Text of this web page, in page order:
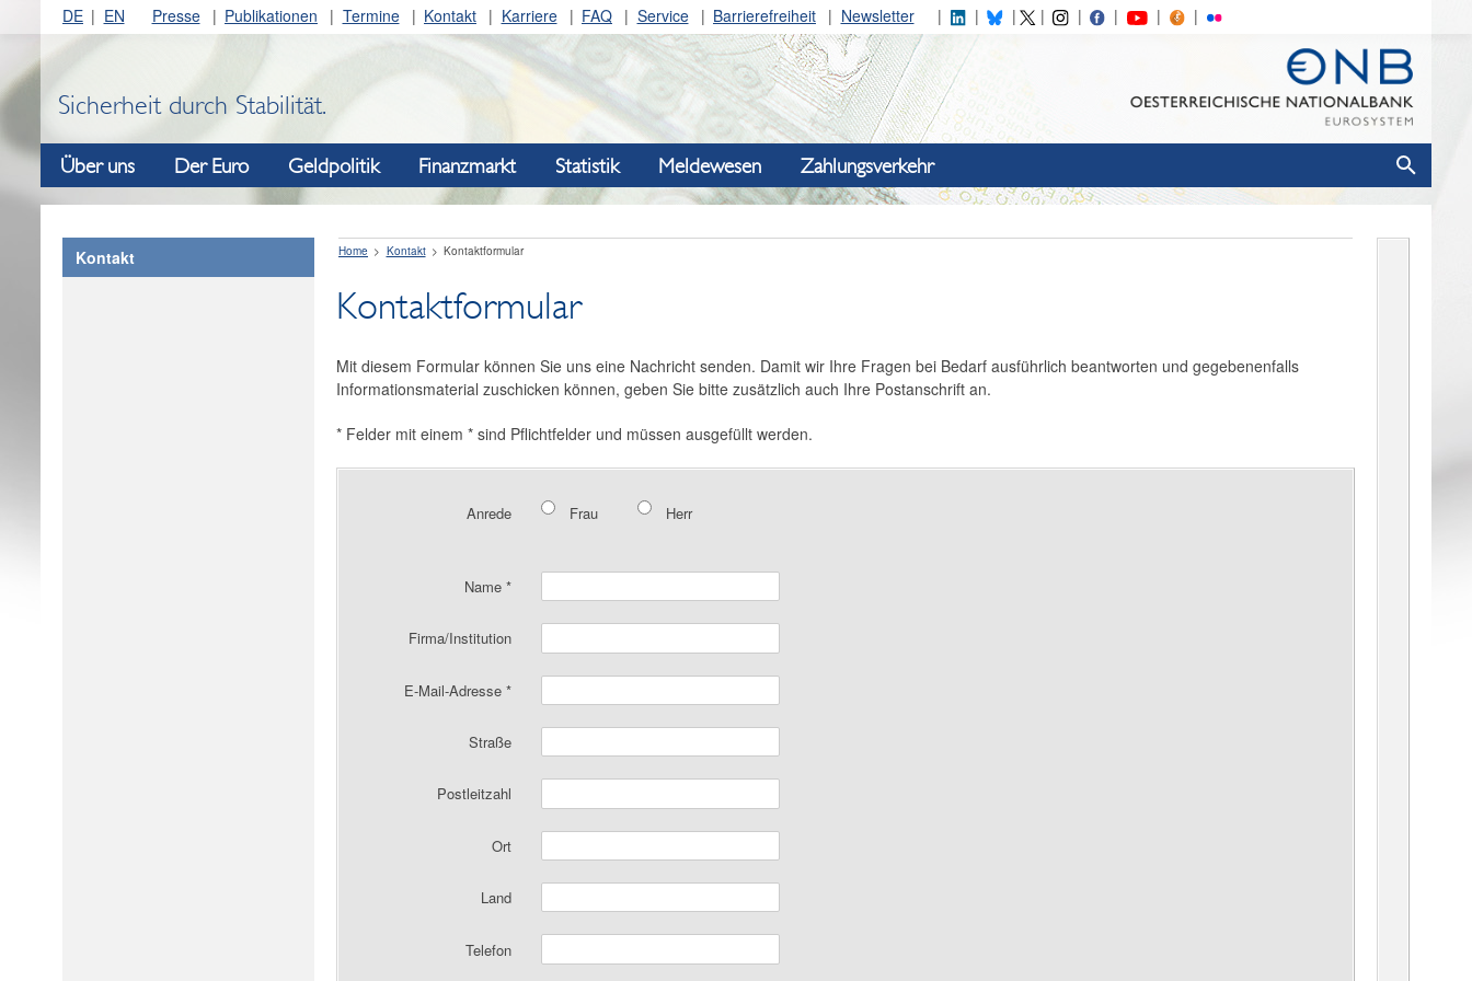
DE EN Presse Publikationen Termine Kontakt Karriere FAQ Service Barrierefreiheit Newsletter
Sicherheit durch Stabilität.
Über uns Der Euro Geldpolitik Finanzmarkt Statistik Meldewesen Zahlungsverkehr
Kontakt Home Kontakt Kontaktformular
Kontaktformular
Mit diesem Formular können Sie uns eine Nachricht senden. Damit wir Ihre Fragen bei Bedarf ausführlich beantworten und gegebenenfalls
Informationsmaterial zuschicken können, geben Sie bitte zusätzlich auch Ihre Postanschrift an.
*Felder mit einem * sind Pflichtfelder und müssen ausgefüllt werden.
Anrede Frau Herr
Name*
Firma/Institution
E-Mail-Adresse*
Straße
Postleitzahl
Ort
Land
Telefon